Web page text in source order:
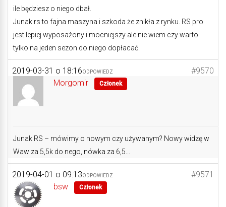
ile będziesz o niego dbał.
Junak rs to fajna maszyna i szkoda że znikła z rynku. RS pro
jest lepiej wyposażony i mocniejszy ale nie wiem czy warto
tylko na jeden sezon do niego dopłacać.
2019-03-31 o 18:16 #9570
ODPOWIEDZ
Morgomir Członek
Junak RS – mówimy o nowym czy używanym? Nowy widzę w
Waw za 5,5k do nego, nówka za 6,5…
2019-04-01 o 09:13 #9571
ODPOWIEDZ
bsw Członek